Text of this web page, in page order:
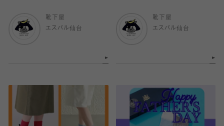
靴下屋
エスパル仙台
靴下屋
エスパル仙台